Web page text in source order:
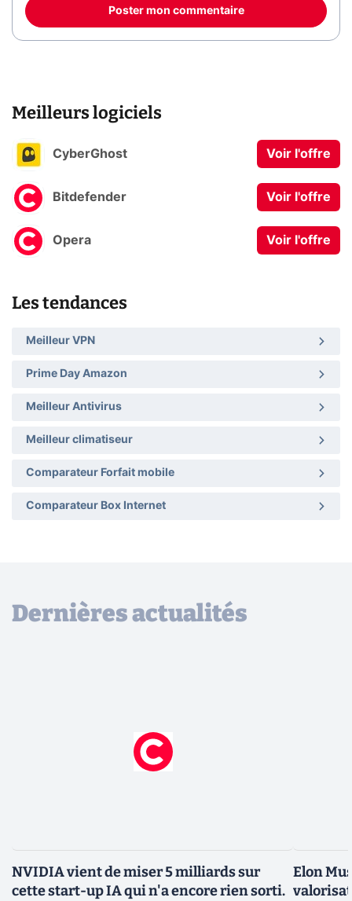
Poster mon commentaire
Meilleurs logiciels
CyberGhost Voir l'offre
Bitdefender Voir l'offre
Opera Voir l'offre
Les tendances
Meilleur VPN
Prime Day Amazon
Meilleur Antivirus
Meilleur climatiseur
Comparateur Forfait mobile
Comparateur Box Internet
Dernières actualités
NVIDIA vient de miser 5 milliards sur
cette start-up IA qui n'a encore rien sorti.
Elon